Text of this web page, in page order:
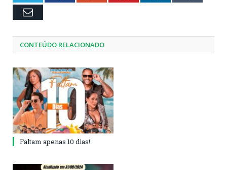
Email
CONTEÚDO RELACIONADO
Faltam apenas 10 dias!